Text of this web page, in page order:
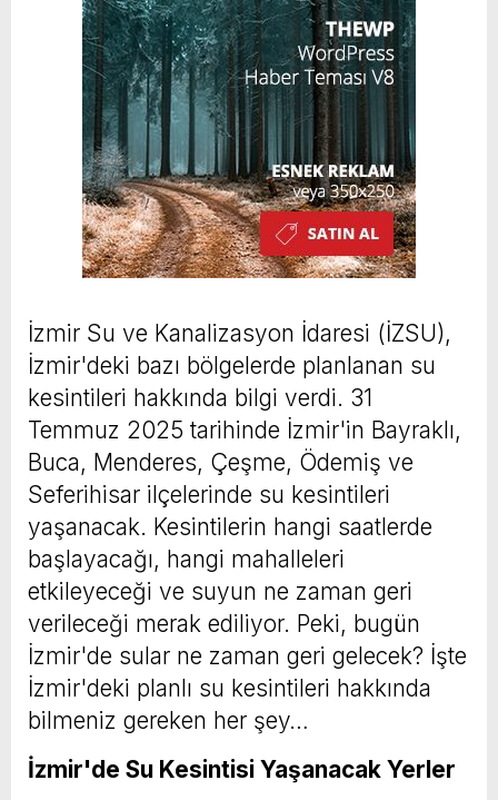
İzmir Su ve Kanalizasyon İdaresi (İZSU),
İzmir'deki bazı bölgelerde planlanan su
kesintileri hakkında bilgi verdi. 31
Temmuz 2025 tarihinde İzmir'in Bayraklı,
Buca, Menderes, Çeşme, Ödemiş ve
Seferihisar ilçelerinde su kesintileri
yaşanacak. Kesintilerin hangi saatlerde
başlayacağı, hangi mahalleleri
etkileyeceği ve suyun ne zaman geri
verileceği merak ediliyor. Peki, bugün
İzmir'de sular ne zaman geri gelecek? İşte
İzmir'deki planlı su kesintileri hakkında
bilmeniz gereken her şey…
İzmir'de Su Kesintisi Yaşanacak Yerler